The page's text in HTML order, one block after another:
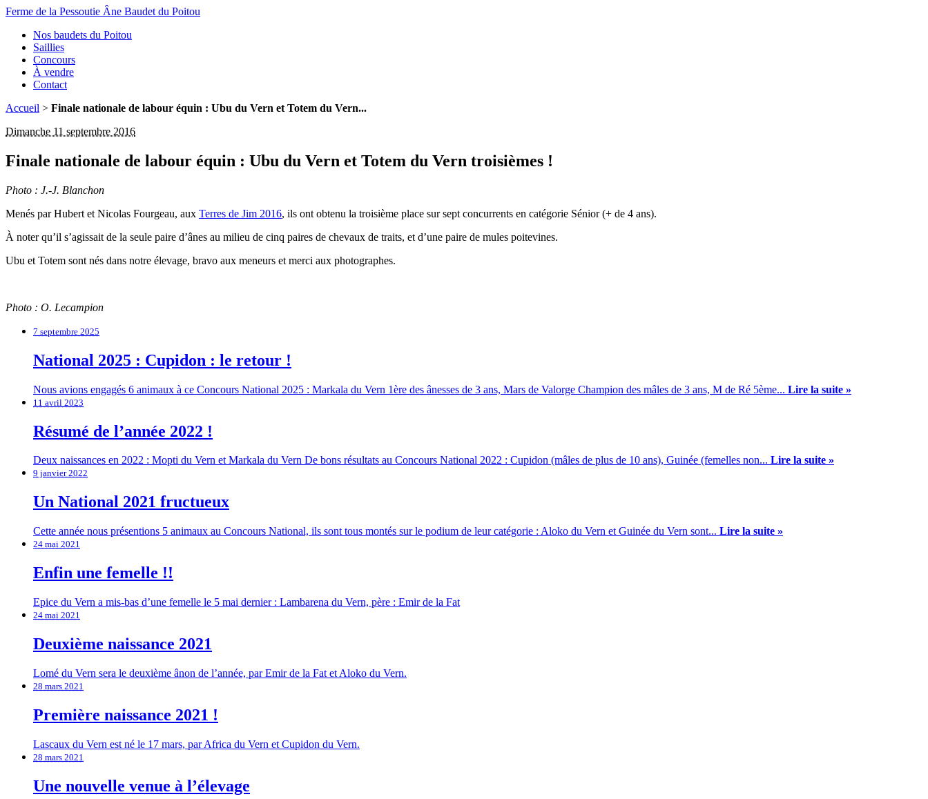
Ferme de la Pessoutie Âne Baudet du Poitou
Nos baudets du Poitou
Saillies
Concours
À vendre
Contact
Accueil > Finale nationale de labour équin : Ubu du Vern et Totem du Vern...
Dimanche 11 septembre 2016
Finale nationale de labour équin : Ubu du Vern et Totem du Vern troisièmes !
Photo : J.-J. Blanchon
Menés par Hubert et Nicolas Fourgeau, aux Terres de Jim 2016, ils ont obtenu la troisième place sur sept concurrents en catégorie Sénior (+ de 4 ans).
À noter qu’il s’agissait de la seule paire d’ânes au milieu de cinq paires de chevaux de traits, et d’une paire de mules poitevines.
Ubu et Totem sont nés dans notre élevage, bravo aux meneurs et merci aux photographes.
Photo : O. Lecampion
7 septembre 2025
National 2025 : Cupidon : le retour !
Nous avions engagés 6 animaux à ce Concours National 2025 : Markala du Vern 1ère des ânesses de 3 ans, Mars de Valorge Champion des mâles de 3 ans, M de Ré 5ème... Lire la suite »
11 avril 2023
Résumé de l’année 2022 !
Deux naissances en 2022 : Mopti du Vern et Markala du Vern De bons résultats au Concours National 2022 : Cupidon (mâles de plus de 10 ans), Guinée (femelles non... Lire la suite »
9 janvier 2022
Un National 2021 fructueux
Cette année nous présentions 5 animaux au Concours National, ils sont tous montés sur le podium de leur catégorie : Aloko du Vern et Guinée du Vern sont... Lire la suite »
24 mai 2021
Enfin une femelle !!
Epice du Vern a mis-bas d’une femelle le 5 mai dernier : Lambarena du Vern, père : Emir de la Fat
24 mai 2021
Deuxième naissance 2021
Lomé du Vern sera le deuxième ânon de l’année, par Emir de la Fat et Aloko du Vern.
28 mars 2021
Première naissance 2021 !
Lascaux du Vern est né le 17 mars, par Africa du Vern et Cupidon du Vern.
28 mars 2021
Une nouvelle venue à l’élevage